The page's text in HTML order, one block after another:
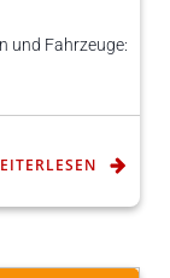
und Fahrzeuge: